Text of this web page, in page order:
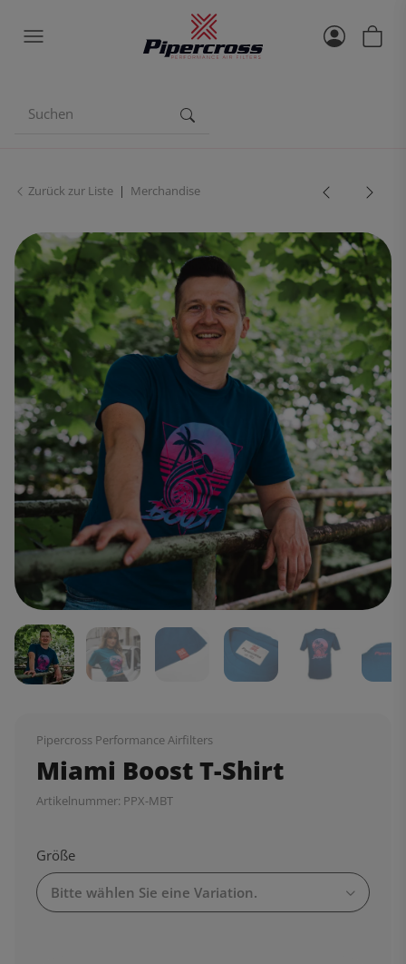
Zurück zur Liste Merchandise
Pipercross Performance Airfilters
Miami Boost T-Shirt
Artikelnummer: PPX-MBT
Größe
Bitte wählen Sie eine Variation.